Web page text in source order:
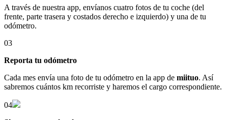
A través de nuestra app, envíanos cuatro fotos de tu coche (del
frente, parte trasera y costados derecho e izquierdo) y una de tu
odómetro.
03
Reporta tu odómetro
Cada mes envía una foto de tu odómetro en la app de miituo. Así
sabremos cuántos km recorriste y haremos el cargo correspondiente.
04